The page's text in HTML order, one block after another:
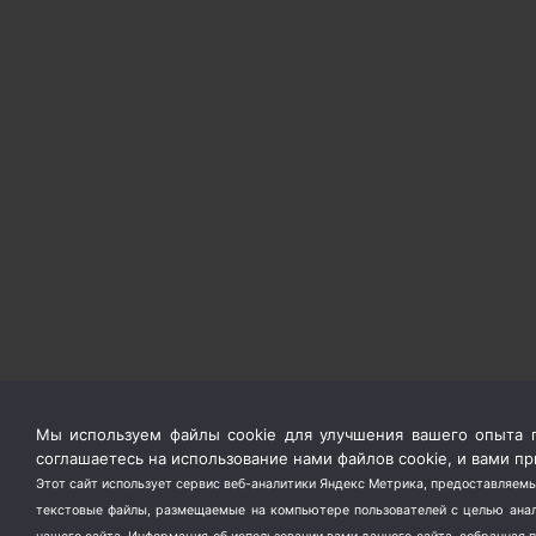
Мы используем файлы cookie для улучшения вашего опыта
соглашаетесь на использование нами файлов cookie, и вами
Этот сайт использует сервис веб-аналитики Яндекс Метрика,
текстовые файлы, размещаемые на компьютере пользователей с целью